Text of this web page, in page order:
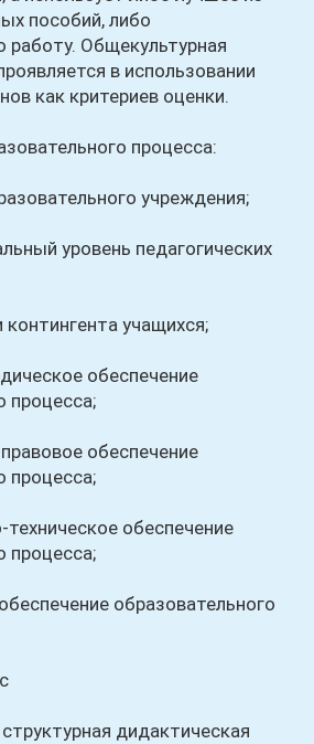
пособий, либо
Общекультурная
в использовании
как критериев оценки.
процесса:
учреждения;
уровень педагогических
учащихся;
обеспечение
процесса;
обеспечение
процесса;
обеспечение
процесса;
образовательного
дидактическая